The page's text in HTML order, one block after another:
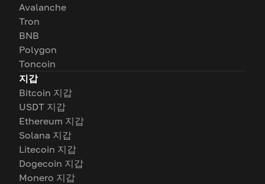
Avalanche
Tron
BNB
Polygon
Toncoin
지갑
Bitcoin 지갑
USDT 지갑
Ethereum 지갑
Solana 지갑
Litecoin 지갑
Dogecoin 지갑
Monero 지갑